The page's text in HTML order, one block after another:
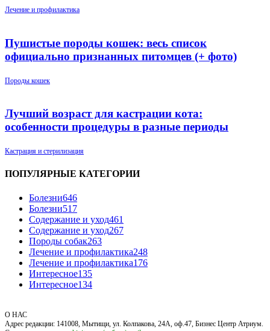
Лечение и профилактика
Пушистые породы кошек: весь список
официально признанных питомцев (+ фото)
Породы кошек
Лучший возраст для кастрации кота:
особенности процедуры в разные периоды
Кастрация и стерилизация
ПОПУЛЯРНЫЕ КАТЕГОРИИ
Болезни646
Болезни517
Содержание и уход461
Содержание и уход267
Породы собак263
Лечение и профилактика248
Лечение и профилактика176
Интересное135
Интересное134
О НАС
Адрес редакции: 141008, Мытищи, ул. Колпакова, 24А, оф.47, Бизнес Центр Атриум.